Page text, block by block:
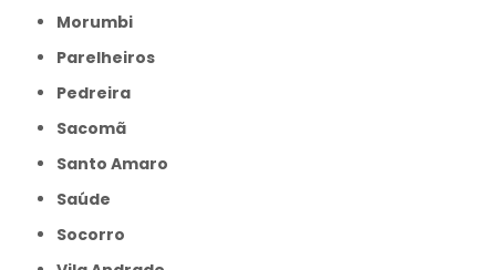
Morumbi
Parelheiros
Pedreira
Sacomã
Santo Amaro
Saúde
Socorro